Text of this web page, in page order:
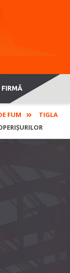
FIRMĂ
FUM
TIGLA